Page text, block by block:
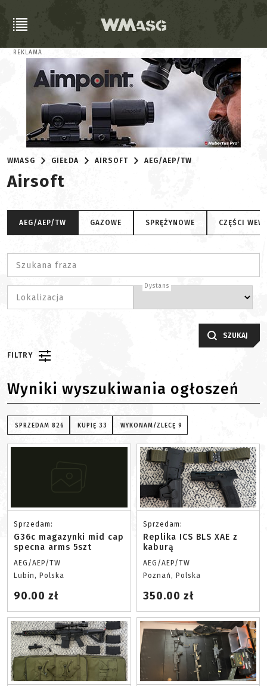
REKLAMA
WMASG GIEŁDA AIRSOFT AEG/AEP/TW
Airsoft
AEG/AEP/TW GAZOWE SPRĘŻYNOWE CZĘŚCI
Szukana fraza
Lokalizacja
Dystans
SZUKAJ
FILTRY
Wyniki wyszukiwania ogłoszeń
SPRZEDAM 826 KUPIĘ 33 WYKONAM/ZLECĘ 9
Sprzedam:
G36c magazynki mid cap
specna arms 5szt
AEG/AEP/TW
Lubin, Polska
90.00 zł
Sprzedam:
Replika ICS BLS XAE z
kaburą
AEG/AEP/TW
Poznań, Polska
350.00 zł